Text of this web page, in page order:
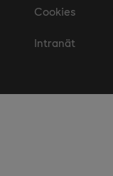
Cookies
Intranät